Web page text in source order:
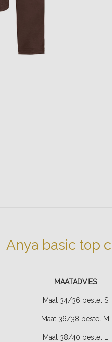
Anya basic top
MAATADVIES
Maat 34/36 bestel S
Maat 36/38 bestel M
Maat 38/40 bestel L